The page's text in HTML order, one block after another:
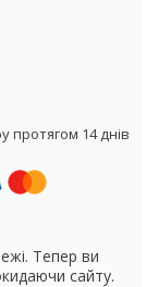
протягом 14 днів
Тепер ви
сайту.